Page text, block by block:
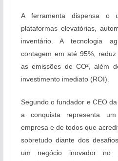
A ferramenta dispensa o
plataformas elevatórias,
inventário. A tecnologia
contagem em até 95%,
as emissões de CO², além
investimento imediato (ROI).
Segundo o fundador e CEO
a conquista representa
empresa e de todos que
sobretudo diante dos
um negócio inovador no